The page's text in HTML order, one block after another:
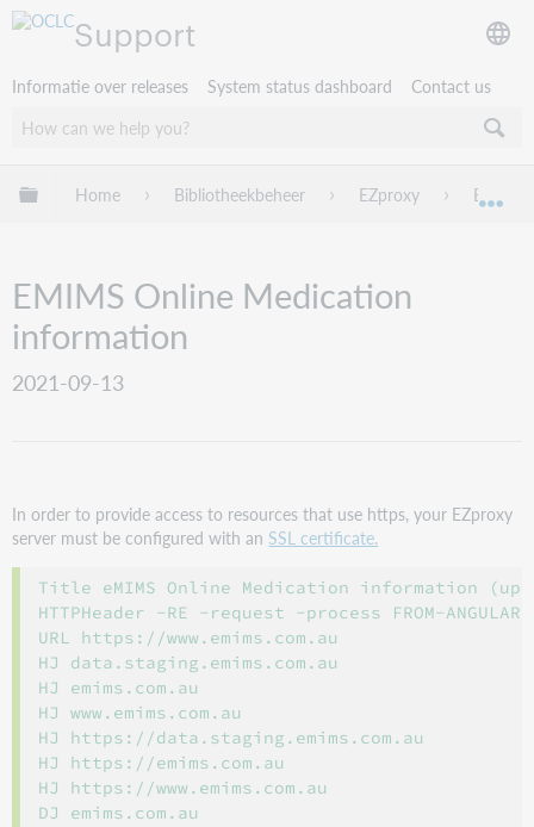
Support
Informatie over releases System status dashboard Contact us
Mondiale hiërarchie uitvouwen / samenvouwen
Home Bibliotheekbeheer EZproxy
EMIMS Online Medication
information
2021-09-13
In order to provide access to resources that use https, your EZproxy
server must be configured with an SSL certificate.
Title eMIMS Online Medication information
HTTPHeader -RE -request -process FROM-ANGULAR
URL https://www.emims.com.au
HJ data.staging.emims.com.au
HJ emims.com.au
HJ www.emims.com.au
HJ https://data.staging.emims.com.au
HJ https://emims.com.au
HJ https://www.emims.com.au
DJ emims.com.au